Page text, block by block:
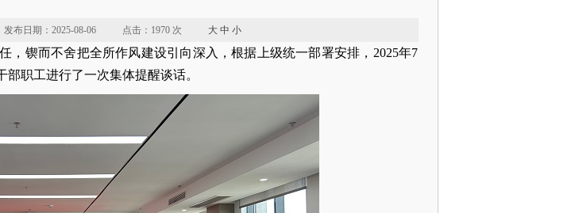
发布日期：2025-08-06 点击： 1970 次 大 中 小
，锲而不舍把全所作风建设引向深入，根据上级统一部署安排，2025年7
职工进行了一次集体提醒谈话。